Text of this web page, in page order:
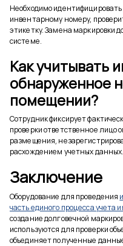
Необходимо
инвентарному номеру,
этикетку. Замена маркировки
системе.
Как учитывать
обнаруженное
помещении?
Сотрудник фиксирует
проверки ответственное лицо
размещения,
расхождением учетных данных.
Заключение
Оборудование для проведения
часть единого процесса учета
создание долговечной
используются для проверки
объединяет полученные